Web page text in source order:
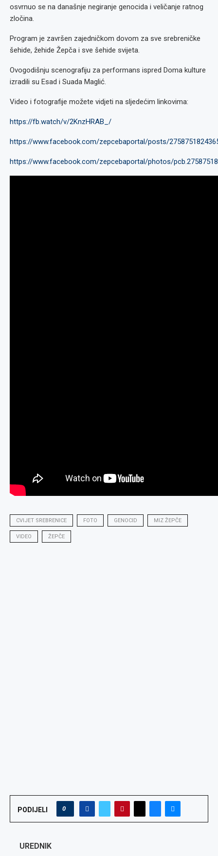
osvrnuo se na današnje negiranje genocida i veličanje ratnog
zločina.
Program je završen zajedničkom dovom za sve srebreničke
šehide, žehide Žepča i sve šehide svijeta.
Ovogodišnju scenografiju za performans ispred Doma kulture
izradili su Esad i Suada Maglić.
Video i fotografije možete vidjeti na sljedećim linkovima:
https://fb.watch/v/2KnzHRAB_/
https://www.facebook.com/zepcebaportal/posts/
https://www.facebook.com/zepcebaportal/photos/
CVIJET SREBRENICE FOTO GENOCID MIZ ŽEPČE
VIDEO ŽEPČE
PODIJELI 0
UREDNIK